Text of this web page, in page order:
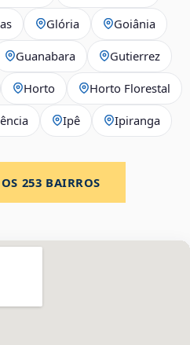
Glória Goiânia
Guanabara Gutierrez
Horto Horto Florestal
Ipê Ipiranga
253 BAIRROS